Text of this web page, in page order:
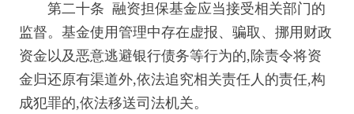
第二十条 融资担保基金应当接受相关部门的
监督。基金使用管理中存在虚报、骗取、挪用财政
资金以及恶意逃避银行债务等行为的,除责令将资
金归还原有渠道外,依法追究相关责任人的责任,构
成犯罪的,依法移送司法机关。